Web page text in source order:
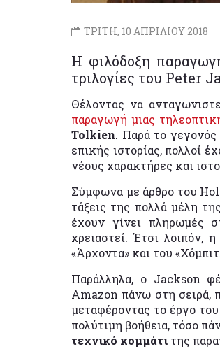
ΤΡΙΤΗ, 10 ΑΠΡΙΛΙΟΥ 2018
Η φιλόδοξη
τριλογίες του Peter
Θέλοντας να
παραγωγή μιας
Tolkien. Παρά το γεγονός
επικής ιστορίας, πολλοί
νέους χαρακτήρες και
Σύμφωνα με άρθρο του
τάξεις της πολλά μέλη της
έχουν γίνει πληρωμές
χρειαστεί. Έτσι λοιπόν,
«Άρχοντα» και του
Παράλληλα, ο Jackson
Amazon πάνω στη σειρά,
μεταφέροντας το έργο του
πολύτιμη βοήθεια, τόσο
τεχνικό κομμάτι της